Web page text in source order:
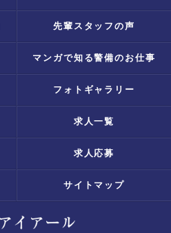
先輩スタッフの声
マンガで知る警備のお仕事
フォトギャラリー
求人一覧
求人応募
サイトマップ